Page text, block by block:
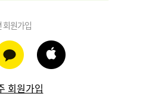
회원가입
회원가입